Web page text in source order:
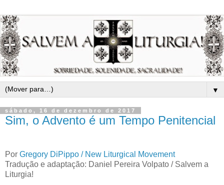
▼
sábado, 16 de dezembro de 2017
Sim, o Advento é um Tempo Penitencial
Por Gregory DiPippo / New Liturgical Movement
Tradução e adaptação: Daniel Pereira Volpato / Salvem a
Liturgia!